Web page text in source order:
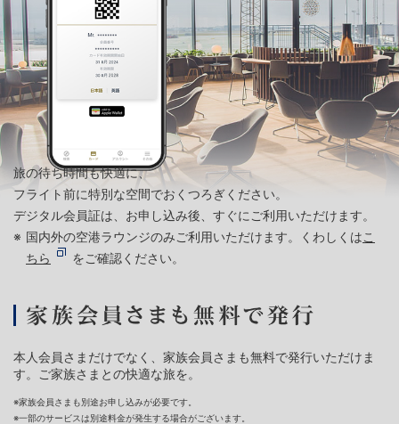
旅の待ち時間も快適に、
フライト前に特別な空間でおくつろぎください。
デジタル会員証は、お申し込み後、すぐにご利用いただけます。
国内外の空港ラウンジのみご利用いただけます。くわしくはこ
ちら
をご確認ください。
本人会員さまだけでなく、家族会員さまも無料で発行いただけま
す。ご家族さまとの快適な旅を。
※家族会員さまも別途お申し込みが必要です。
※一部のサービスは別途料金が発生する場合がございます。